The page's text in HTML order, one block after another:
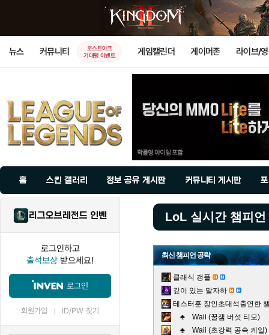
뉴스 커뮤니티
로스트아크
기대평 이벤트
게임캘린더 게이머존 라이브/
홈 스킨 갤러리 정보 공유 게시판 커뮤니티 게시판
리그오브레전드 인벤
로그인하고
출석보상 받으세요!
로그인
회원가입 ID/PW 찾기
LoL 실시간 챔피언
최신 챔피언 공략
클래식 갱플
깊이 있는 말자하
테스터훈 장인초대석출연한
♣ Waii (꿀잼 버섯 티모)
♣ Waii (초강력 공속 케